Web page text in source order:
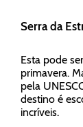
Serra da
Esta pode
primavera.
pela
destino é
incríveis.